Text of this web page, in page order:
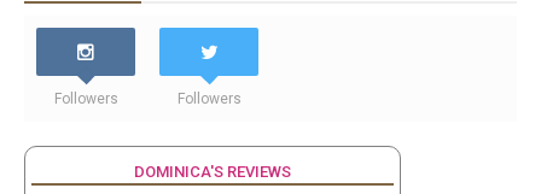
Followers Followers
DOMINICA'S REVIEWS